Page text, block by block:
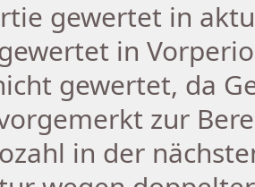
gewertet in
in
gewertet, da
zur
in der